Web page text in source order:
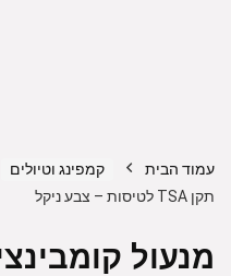
עמוד הבית קמפינג וטיולים
תקן TSA לטיסות – צבע ניקל